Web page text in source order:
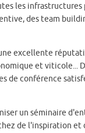
les infrastructures
des team
excellente
et viticole...
de conférence
un séminaire
de l'inspiration et